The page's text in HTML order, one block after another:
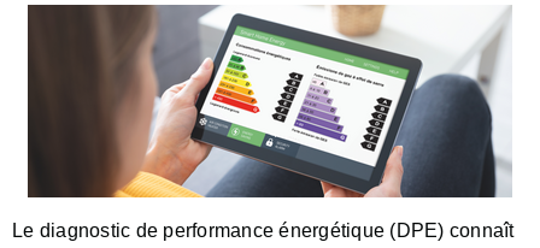
Le diagnostic de performance énergétique (DPE) connaît